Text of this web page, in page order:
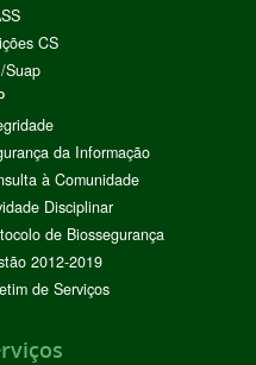
CS
Suap
da Informação
à Comunidade
Disciplinar
de Biossegurança
2012-2019
de Serviços